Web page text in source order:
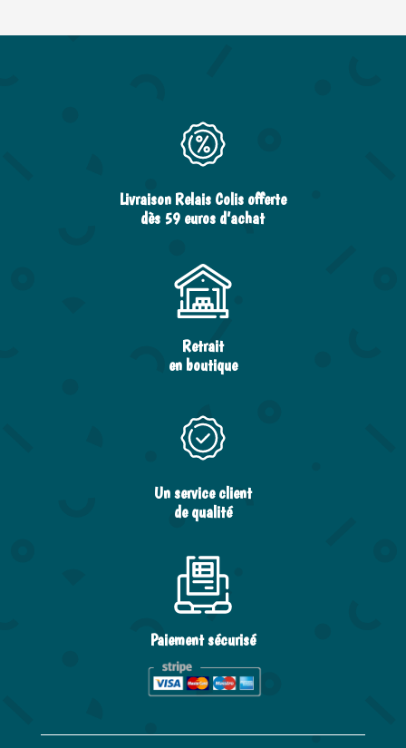
Livraison Relais Colis offerte
dès 59 euros d’achat
Retrait
en boutique
Un service client
de qualité
Paiement sécurisé